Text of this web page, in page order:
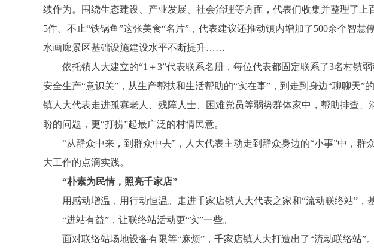
续作为。围绕生态建设、产业发展、社会治理等方面，代表们收集并整理了
5件。不止“铁锅鱼”这张美食“名片”，代表建议还推动镇内增加了500余个智
水画廊景区基础设施建设水平不断提升……
依托镇人大建立的“1＋3”代表联系名册，每位代表都固定联系了3名村镇
安全生产“意识关”，从生产帮扶和生活帮助的“实在事”，到走到身边“聊聊天
镇人大代表走进孤寡老人、残障人士、困难党员等弱势群体家中，帮助排查
盼的问题，更“打捞”起最广泛的村情民意。
“从群众中来，到群众中去”，人大代表主动走到群众身边的“小事”中，群
大工作的点滴实践。
“朴素为民情，照亮千家店”
用感动增温，用行动恒温。走进千家店镇人大代表之家和“流动联络站”，
“进站有益”，让联络站活动更“实”一些。
面对联络站场地设备有限等“麻烦”，千家店镇人大打造出了“流动联络站”